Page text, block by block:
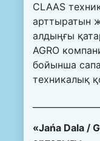
CLAAS
арттыратын
алдыңғы
AGRO
бойынша
техникалық
«Jańa Dala /